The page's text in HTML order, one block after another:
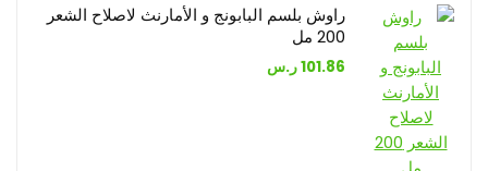
راوش بلسم البابونج و الأمارنث لاصلاح الشعر
200 مل
101.86ر.س